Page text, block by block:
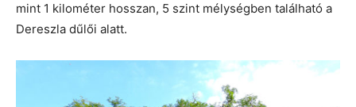
mint 1 kilométer hosszan, 5 szint mélységben található a
Dereszla dűlői alatt.